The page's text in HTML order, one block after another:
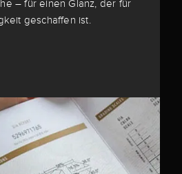
– für einen Glanz, der für
geschaffen ist.